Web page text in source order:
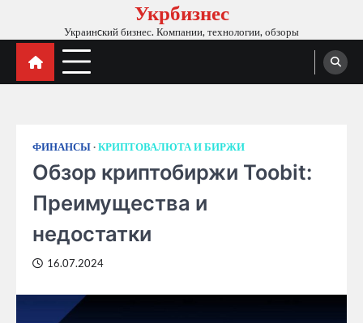
content
Укрбизнес
Украинcкий бизнес. Компании, технологии, обзоры
ФИНАНСЫ КРИПТОВАЛЮТА И БИРЖИ
Обзор криптобиржи Toobit:
Преимущества и
недостатки
16.07.2024